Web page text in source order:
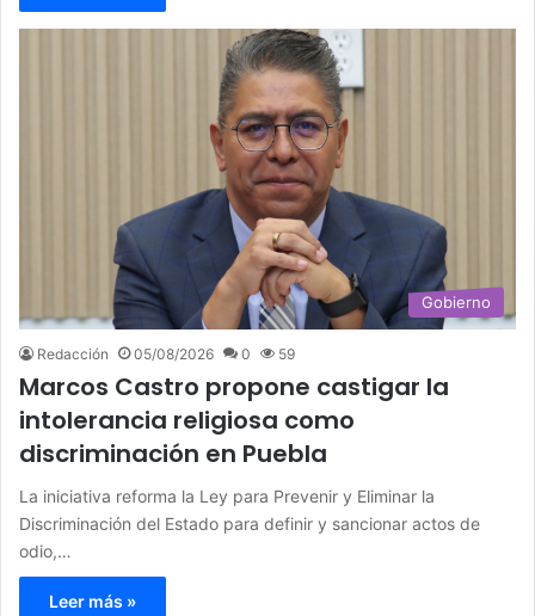
Gobierno
Redacción 05/08/2026 0 59
Marcos Castro propone castigar la
intolerancia religiosa como
discriminación en Puebla
La iniciativa reforma la Ley para Prevenir y Eliminar la
Discriminación del Estado para definir y sancionar actos de
odio,…
Leer más »